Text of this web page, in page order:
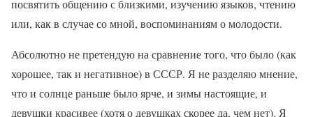
посвятить общению с близкими, изучению языков, чтению
или, как в случае со мной, воспоминаниям о молодости.
Абсолютно не претендую на сравнение того, что было (как
хорошее, так и негативное) в СССР. Я не разделяю мнение,
что и солнце раньше было ярче, и зимы настоящие, и
девушки красивее (хотя о девушках скорее да, чем нет). Я